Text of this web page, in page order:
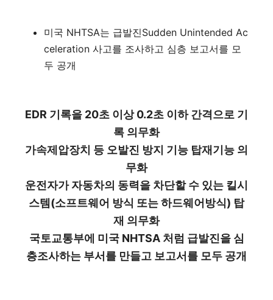
미국 NHTSA는 급발진Sudden Unintended Ac
celeration 사고를 조사하고 심층 보고서를 모
두 공개
EDR 기록을 20초 이상 0.2초 이하 간격으로 기
록 의무화
가속제압장치 등 오발진 방지 기능 탑재기능 의
무화
운전자가 자동차의 동력을 차단할 수 있는 킬시
스템(소프트웨어 방식 또는 하드웨어방식) 탑
재 의무화
국토교통부에 미국 NHTSA 처럼 급발진을 심
층조사하는 부서를 만들고 보고서를 모두 공개